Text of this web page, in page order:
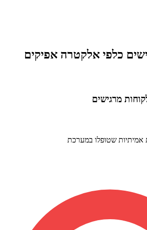
כלפי אלקטרה אפיקים
אמיתיות שטופלו במערכת